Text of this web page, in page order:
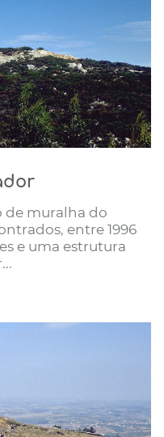
de muralha do
entre 1996
e uma estrutura